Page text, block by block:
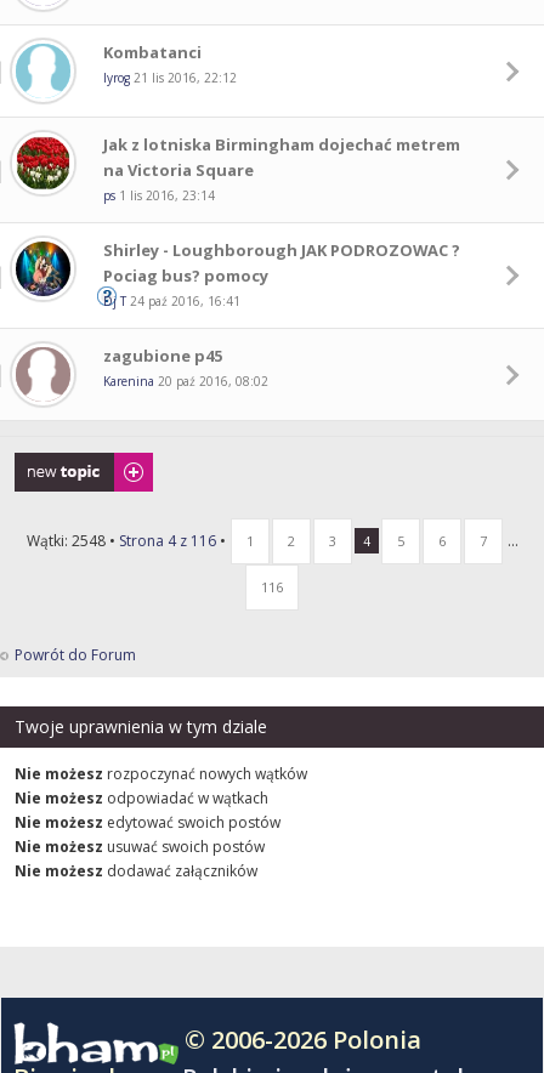
Kombatanci
lyrog 21 lis 2016, 22:12
Jak z lotniska Birmingham dojechać metrem
na Victoria Square
ps 1 lis 2016, 23:14
Shirley - Loughborough JAK PODROZOWAC ?
Pociag bus? pomocy
Dj T 24 paź 2016, 16:41
zagubione p45
Karenina 20 paź 2016, 08:02
Napisz wątek
Wątki: 2548 • Strona 4z 116• 1 2 3 4 5 6 7 ...
116
Powrót do Forum
Twoje uprawnienia w tym dziale
Nie możesz rozpoczynać nowych wątków
Nie możesz odpowiadać w wątkach
Nie możesz edytować swoich postów
Nie możesz usuwać swoich postów
Nie możesz dodawać załączników
© 2006-2026 Polonia